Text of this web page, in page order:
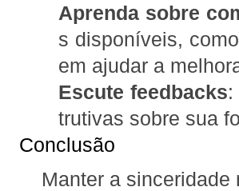
Aprenda sobre
s disponíveis,
em ajudar a
Escute feedbacks:
trutivas sobre sua
Conclusão
Manter a